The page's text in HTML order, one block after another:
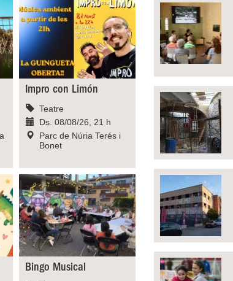
Impro con Limón
Teatre
Ds. 08/08/26, 21 h
Parc de Núria Terés i
Bonet
Bingo Musical